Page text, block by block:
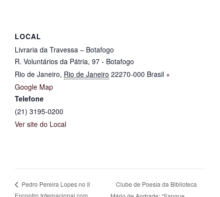
LOCAL
Livraria da Travessa – Botafogo
R. Voluntários da Pátria, 97 - Botafogo
Rio de Janeiro, Rio de Janeiro 22270-000 Brasil +
Google Map
Telefone
(21) 3195-0200
Ver site do Local
Pedro Pereira Lopes no II
Clube de Poesia da Biblioteca